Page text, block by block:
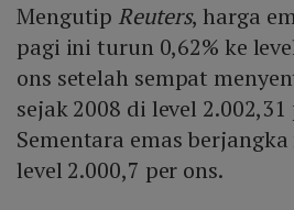
Mengutip Reuters, harga
pagi ini turun 0,62% ke
ons setelah sempat
sejak 2008 di level 2.002,31
Sementara emas
level 2.000,7 per ons.